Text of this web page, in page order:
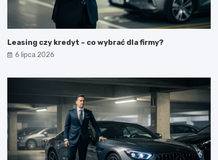
Leasing czy kredyt – co wybrać dla firmy?
6 lipca 2026